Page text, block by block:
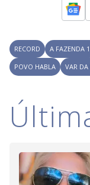
RECORD A FAZENDA
POVO HABLA
VAR DA